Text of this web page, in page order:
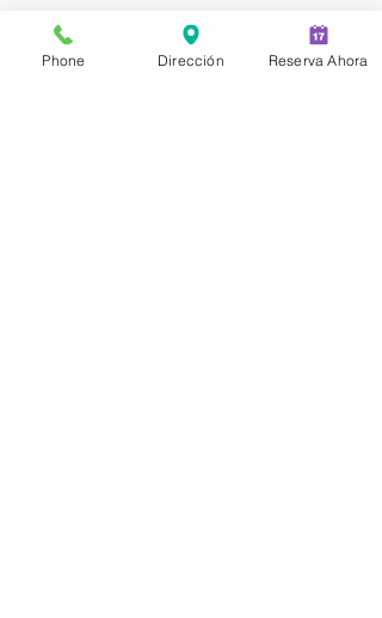
✏️ GESTIONA TU CITA
Phone Dirección Reserva Ahora